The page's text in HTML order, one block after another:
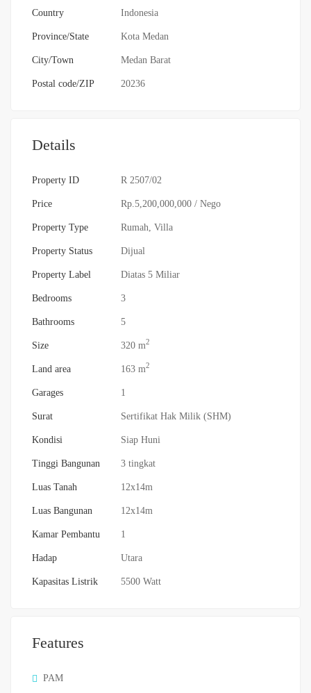
Country Indonesia
Province/State Kota Medan
City/Town Medan Barat
Postal code/ZIP 20236
Details
Property ID R 2507/02
Price Rp.5,200,000,000 / Nego
Property Type Rumah Villa
Property Status Dijual
Property Label Diatas 5 Miliar
Bedrooms 3
Bathrooms 5
Size 320 m2
Land area 163 m2
Garages 1
Surat Sertifikat Hak Milik (SHM)
Kondisi Siap Huni
Tinggi Bangunan 3 tingkat
Luas Tanah 12x14m
Luas Bangunan 12x14m
Kamar Pembantu 1
Hadap Utara
Kapasitas Listrik 5500 Watt
Features
PAM